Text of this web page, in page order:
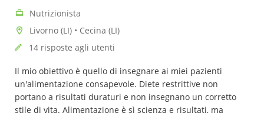
Nutrizionista
Livorno (LI) • Cecina (LI)
14 risposte agli utenti
Il mio obiettivo è quello di insegnare ai miei pazienti
un'alimentazione consapevole. Diete restrittive non
portano a risultati duraturi e non insegnano un corretto
stile di vita. Alimentazione è sì scienza e risultati, ma